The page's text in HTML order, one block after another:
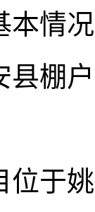
本情况
县棚
位于